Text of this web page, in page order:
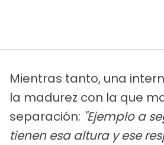
Mientras tanto, una
la madurez con la que
separación: "Ejemplo a
tienen esa altura y ese